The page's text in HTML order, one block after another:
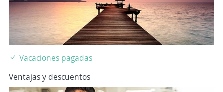
Vacaciones pagadas
Ventajas y descuentos